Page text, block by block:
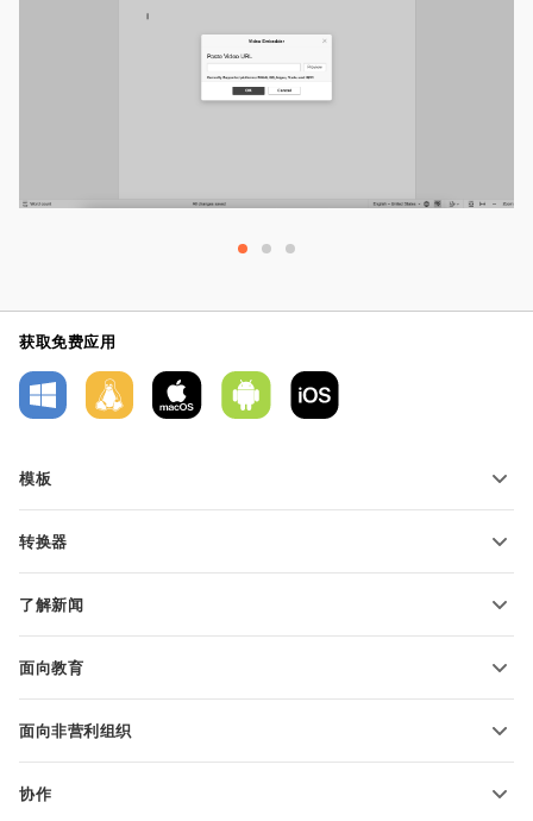
获取免费应用
模板
文本文档模板
转换器
转换电子表格
了解新闻
面向教育
适用于教育人士
面向非营利组织
申请免费帐户
协作